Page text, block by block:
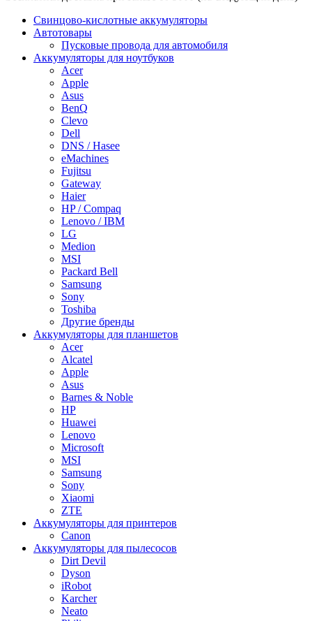
Cвинцово-кислотные аккумуляторы
Автотовары
Пусковые провода для автомобиля
Аккумуляторы для ноутбуков
Acer
Apple
Asus
BenQ
Clevo
Dell
DNS / Hasee
eMachines
Fujitsu
Gateway
Haier
HP / Compaq
Lenovo / IBM
LG
Medion
MSI
Packard Bell
Samsung
Sony
Toshiba
Другие бренды
Аккумуляторы для планшетов
Acer
Alcatel
Apple
Asus
Barnes & Noble
HP
Huawei
Lenovo
Microsoft
MSI
Samsung
Sony
Xiaomi
ZTE
Аккумуляторы для принтеров
Canon
Аккумуляторы для пылесосов
Dirt Devil
Dyson
iRobot
Karcher
Neato